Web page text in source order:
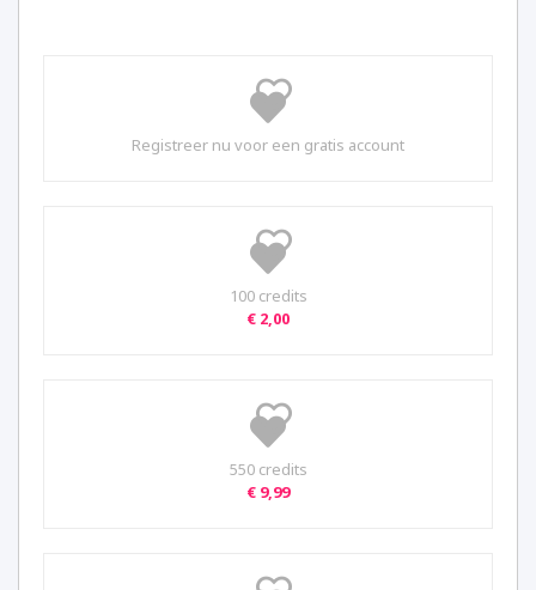
Registreer nu voor een gratis account
100 credits
€ 2,00
550 credits
€ 9,99